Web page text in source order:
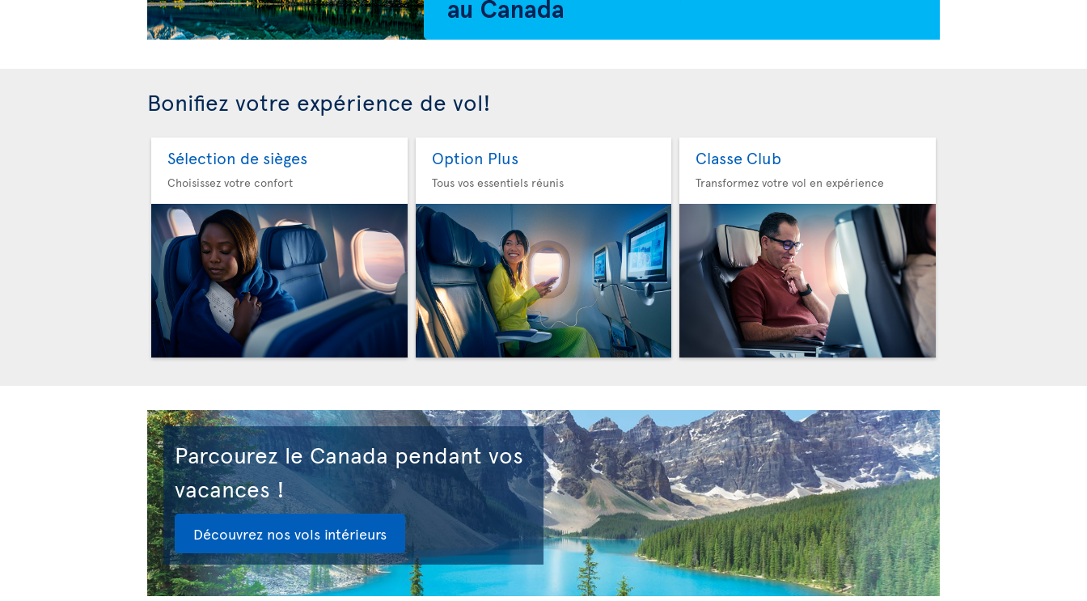
Bonifiez votre expérience de vol!
Sélection de sièges
Choisissez votre confort
Option Plus
Tous vos essentiels réunis
Classe Club
Transformez votre vol en expérience
Parcourez le Canada pendant vos
vacances !
Découvrez nos vols intérieurs